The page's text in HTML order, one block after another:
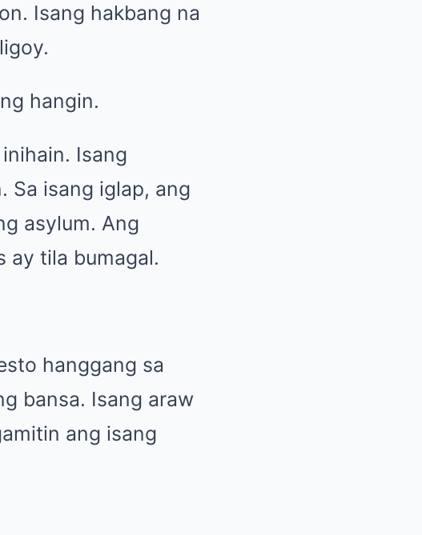
Isang hakbang na
hangin.
Isang
Sa isang iglap, ang
asylum. Ang
ay tila bumagal.
hanggang sa
bansa. Isang araw
ang isang